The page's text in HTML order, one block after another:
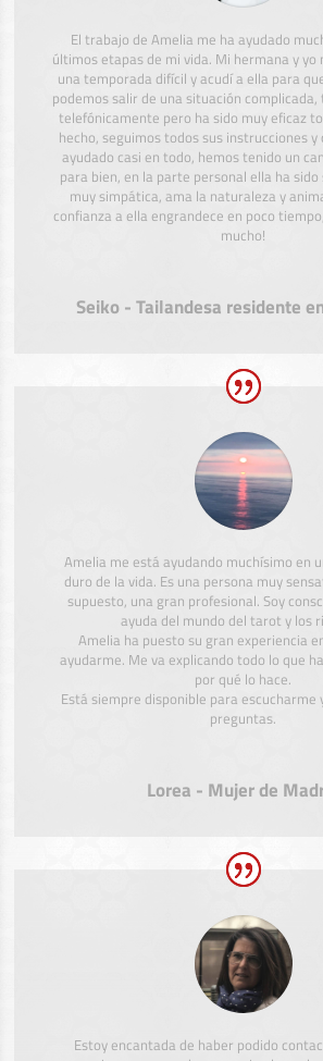
El trabajo de Amelia me ha ayudado
últimos etapas de mi vida. Mi hermana y yo
una temporada difícil y acudí a ella para
podemos salir de una situación
telefónicamente pero ha sido muy eficaz
hecho, seguimos todos sus instrucciones y
ayudado casi en todo, hemos tenido un
para bien, en la parte personal ella ha
muy simpática, ama la naturaleza y
confianza a ella engrandece en poco
mucho!
Seiko - Tailandesa residente
Amelia me está ayudando muchísimo en
duro de la vida. Es una persona muy
supuesto, una gran profesional. Soy
ayuda del mundo del tarot y los
Amelia ha puesto su gran experiencia
ayudarme. Me va explicando todo lo que
por qué lo hace.
Está siempre disponible para
preguntas.
Lorea - Mujer de
Estoy encantada de haber podido